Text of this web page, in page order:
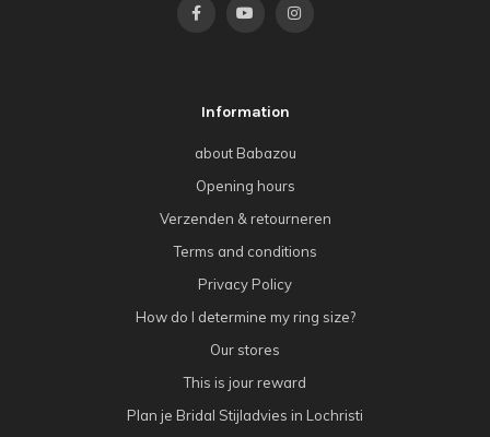
Information
about Babazou
Opening hours
Verzenden & retourneren
Terms and conditions
Privacy Policy
How do I determine my ring size?
Our stores
This is jour reward
Plan je Bridal Stijladvies in Lochristi